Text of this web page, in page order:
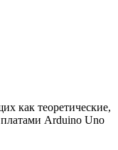
как теоретические,
платами Arduino Uno